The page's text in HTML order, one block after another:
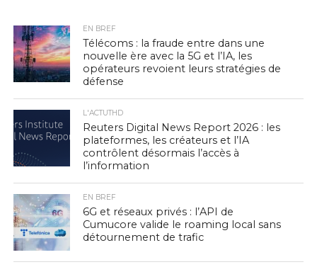
EN BREF
Télécoms : la fraude entre dans une
nouvelle ère avec la 5G et l’IA, les
opérateurs revoient leurs stratégies de
défense
L'ACTUTHD
Reuters Digital News Report 2026 : les
plateformes, les créateurs et l’IA
contrôlent désormais l’accès à
l’information
EN BREF
6G et réseaux privés : l’API de
Cumucore valide le roaming local sans
détournement de trafic